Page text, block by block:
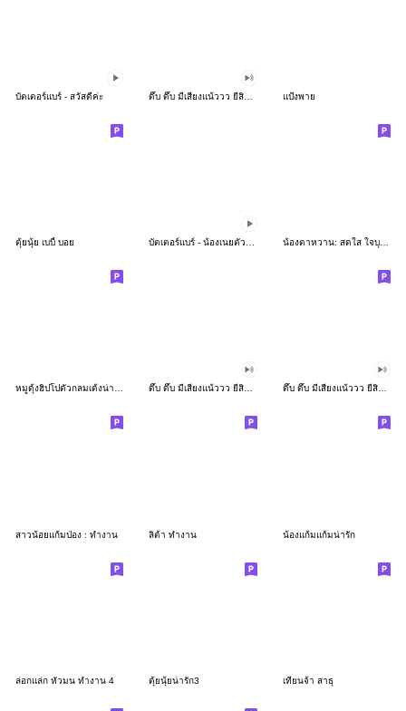
บัตเตอร์แบร์ - สวัสดีค่ะ แป้งพาย
ตุ้ยนุ้ย เบบี้ บอย น้องตาหวาน: สดใส ใจบุญ (สีพาสเทล)
หมูดุ้งฮิปโปตัวกลมเด้งน่ารัก ดึ๊บ ดึ๊บ มีเสียงแน้ววว ยี่สิบเจ็ด ดึ๊บ ดึ๊บ มีเสียงแน้ววว ยี่สิบหก
สาวน้อยแก้มป่อง : ทำงาน ลิต้า ทำงาน น้องแก้มแก้มน่ารัก
ล่อกแล่ก หัวมน ทำงาน 4 ตุ้ยนุ้ยน่ารัก3 เทียนจ้า สาธุ